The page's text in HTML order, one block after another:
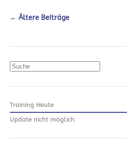
← Ältere Beiträge
Suchen
Training Heute
Update nicht möglich